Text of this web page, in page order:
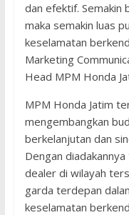
dan efektif. Semakin
maka semakin luas
keselamatan
Marketing
Head MPM Honda
MPM Honda Jatim
mengembangkan
berkelanjutan dan
Dengan
dealer di wilayah
garda terdepan
keselamatan